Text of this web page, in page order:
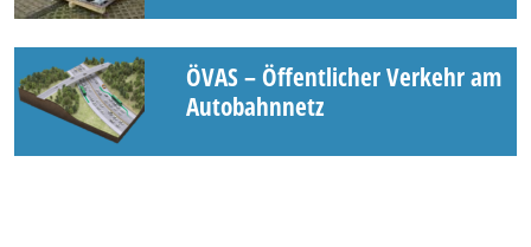
ÖVAS – Öffentlicher Verkehr am
Autobahnnetz